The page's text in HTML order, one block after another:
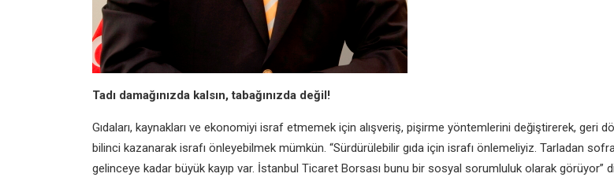
Tadı damağınızda kalsın, tabağınızda değil!
Gıdaları, kaynakları ve ekonomiyi israf etmemek için alışveriş, pişirme yöntemlerini değiştirerek, geri
bilinci kazanarak israfı önleyebilmek mümkün. “Sürdürülebilir gıda için israfı önlemeliyiz. Tarladan
gelinceye kadar büyük kayıp var. İstanbul Ticaret Borsası bunu bir sosyal sorumluluk olarak görüyor”